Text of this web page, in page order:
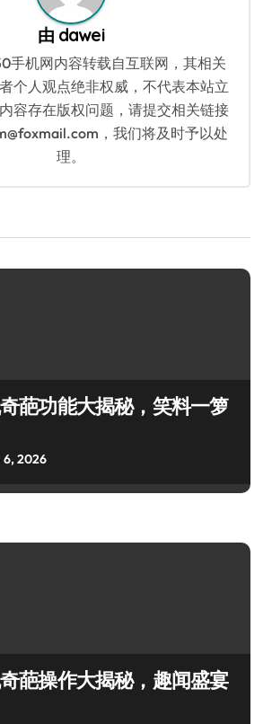
由 dawei
手机网内容转载自互联网，其相关
个人观点绝非权威，不代表本站立
容存在版权问题，请提交相关链接
，我们将及时予以处
理。
葩功能大揭秘，笑料一箩
6, 2026
葩操作大揭秘，趣闻盛宴